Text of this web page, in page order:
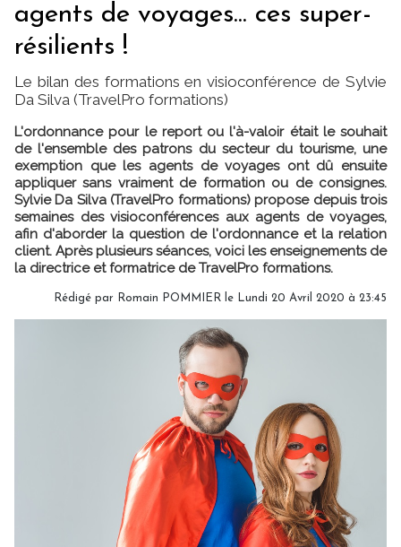
agents de voyages... ces super-
résilients !
Le bilan des formations en visioconférence de Sylvie
Da Silva (TravelPro formations)
L'ordonnance pour le report ou l'à-valoir était le souhait
de l'ensemble des patrons du secteur du tourisme, une
exemption que les agents de voyages ont dû ensuite
appliquer sans vraiment de formation ou de consignes.
Sylvie Da Silva (TravelPro formations) propose depuis trois
semaines des visioconférences aux agents de voyages,
afin d'aborder la question de l'ordonnance et la relation
client. Après plusieurs séances, voici les enseignements de
la directrice et formatrice de TravelPro formations.
Rédigé par Romain POMMIER le Lundi 20 Avril 2020 à 23:45